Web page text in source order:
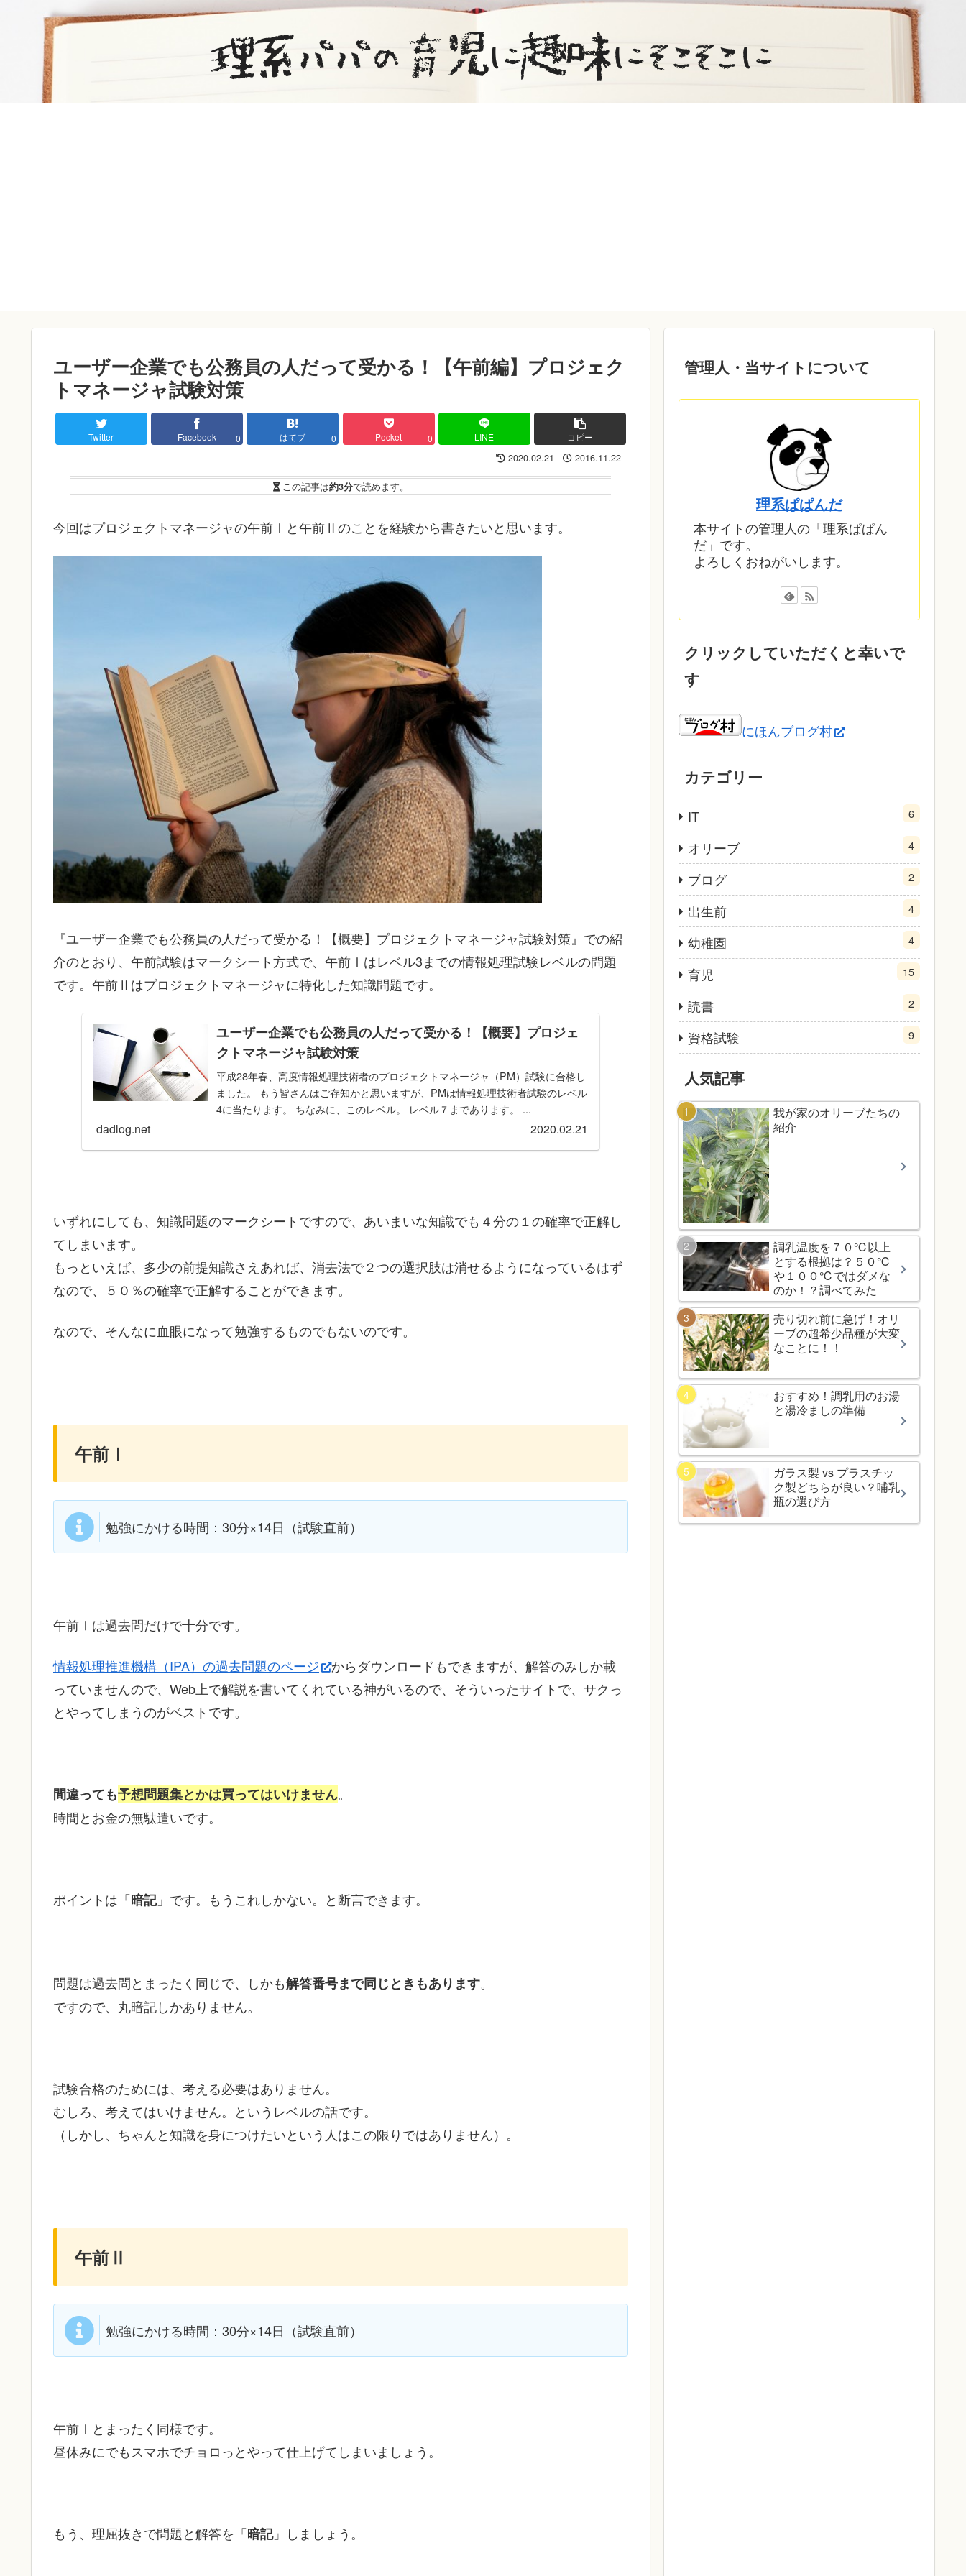
ユーザー企業でも公務員の人だって受かる！【午前編】プロジェク
トマネージャ試験対策
Twitter Facebook 0 はてブ 0 Pocket 0 LINE コピー
2020.02.21 2016.11.22
この記事は約3分で読めます。
今回はプロジェクトマネージャの午前Ⅰと午前Ⅱのことを経験から書きたいと思います。
『ユーザー企業でも公務員の人だって受かる！【概要】プロジェクトマネージャ試験対策』での紹
介のとおり、午前試験はマークシート方式で、午前Ⅰはレベル3までの情報処理試験レベルの問題
です。午前Ⅱはプロジェクトマネージャに特化した知識問題です。
ユーザー企業でも公務員の人だって受かる！【概要】プロジェ
クトマネージャ試験対策
平成28年春、高度情報処理技術者のプロジェクトマネージャ（PM）試験に合格し
ました。 もう皆さんはご存知かと思いますが、PMは情報処理技術者試験のレベル
4に当たります。 ちなみに、このレベル。 レベル７まであります。 ...
dadlog.net 2020.02.21
いずれにしても、知識問題のマークシートですので、あいまいな知識でも４分の１の確率で正解し
てしまいます。
もっといえば、多少の前提知識さえあれば、消去法で２つの選択肢は消せるようになっているはず
なので、５０％の確率で正解することができます。
なので、そんなに血眼になって勉強するものでもないのです。
午前Ⅰ
勉強にかける時間：30分×14日（試験直前）
午前Ⅰは過去問だけで十分です。
情報処理推進機構（IPA）の過去問題のページ
からダウンロードもできますが、解答のみしか載
っていませんので、Web上で解説を書いてくれている神がいるので、そういったサイトで、サクっ
とやってしまうのがベストです。
間違っても予想問題集とかは買ってはいけません。
時間とお金の無駄遣いです。
ポイントは「暗記」です。もうこれしかない。と断言できます。
問題は過去問とまったく同じで、しかも解答番号まで同じときもあります。
ですので、丸暗記しかありません。
試験合格のためには、考える必要はありません。
むしろ、考えてはいけません。というレベルの話です。
（しかし、ちゃんと知識を身につけたいという人はこの限りではありません）。
午前Ⅱ
勉強にかける時間：30分×14日（試験直前）
午前Ⅰとまったく同様です。
昼休みにでもスマホでチョロっとやって仕上げてしまいましょう。
もう、理屈抜きで問題と解答を「暗記」しましょう。
管理人・当サイトについて
理系ぱぱんだ
本サイトの管理人の「理系ぱぱん
だ」です。
よろしくおねがいします。
クリックしていただくと幸いで
す
にほんブログ村
カテゴリー
IT 6
オリーブ 4
ブログ 2
出生前 4
幼稚園 4
育児 15
読書 2
資格試験 9
人気記事
我が家のオリーブたちの
紹介
調乳温度を７０℃以上
とする根拠は？５０℃
や１００℃ではダメな
のか！？調べてみた
売り切れ前に急げ！オリ
ーブの超希少品種が大変
なことに！！
おすすめ！調乳用のお湯
と湯冷ましの準備
ガラス製 vs プラスチッ
ク製どちらが良い？哺乳
瓶の選び方